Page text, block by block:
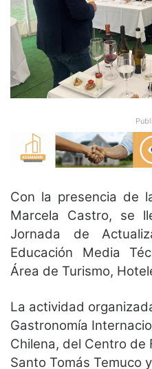
Con la presencia de
Marcela Castro, se
Jornada de
Educación Media
Área de Turismo,
La actividad
Gastronomía
Chilena, del Centro de
Santo Tomás Temuco